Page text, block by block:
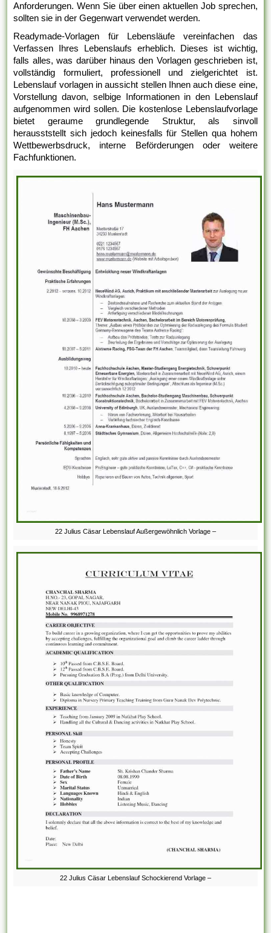
Anforderungen. Wenn Sie über einen aktuellen Job sprechen,
sollten sie in der Gegenwart verwendet werden.
Readymade-Vorlagen für Lebensläufe vereinfachen das
Verfassen Ihres Lebenslaufs erheblich. Dieses ist wichtig,
falls alles, was darüber hinaus den Vorlagen geschrieben ist,
vollständig formuliert, professionell und zielgerichtet ist.
Lebenslauf vorlagen in aussicht stellen Ihnen auch diese eine,
Vorstellung davon, selbige Informationen in den Lebenslauf
aufgenommen wird sollen. Die kostenlose Lebenslaufvorlage
bietet geraume grundlegende Struktur, als sinvoll
herausststellt sich jedoch keinesfalls für Stellen qua hohem
Wettbewerbsdruck, interne Beförderungen oder weitere
Fachfunktionen.
22 Julius Cäsar Lebenslauf Außergewöhnlich Vorlage –
22 Julius Cäsar Lebenslauf Schockierend Vorlage –